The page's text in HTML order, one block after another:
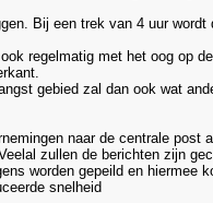
Bij een trek van 4 uur
regelmatig met het oog op
gebied zal dan ook wat
naar de centrale post
zullen de berichten zijn
worden gepeild en hiermee
snelheid